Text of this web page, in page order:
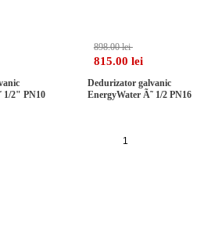
1/2" PN10
898.00 lei
815.00 lei
Dedurizator galvanic
EnergyWater Ã˜ 1/2 PN16